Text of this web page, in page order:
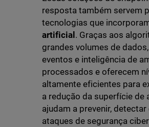
resposta também servem
tecnologias que
artificial . Graças aos
grandes volumes de
eventos e inteligência de
processados e oferecem
altamente eficientes para
a redução da superfície de
ajudam a prevenir,
ataques de segurança